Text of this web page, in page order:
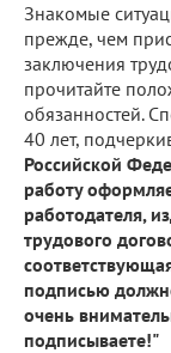
Знакомые
прежде, чем
заключения
прочитайте
обязанностей.
40 лет,
Российской
работу
работодателя,
трудового
подписью
очень
подписываете!"